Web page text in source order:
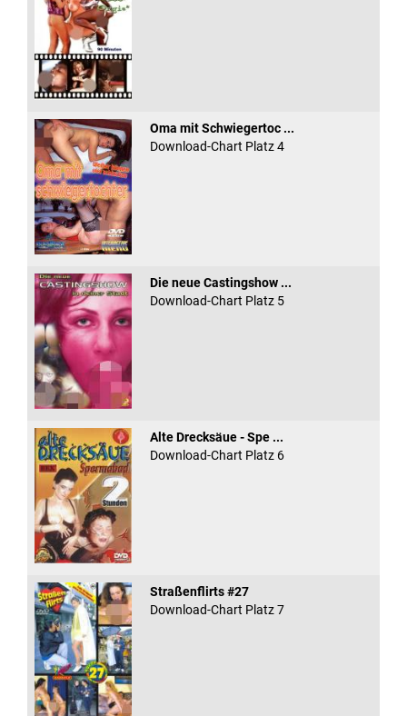
Oma mit Schwiegertoc ...
Download-Chart Platz 4
Die neue Castingshow ...
Download-Chart Platz 5
Alte Drecksäue - Spe ...
Download-Chart Platz 6
Straßenflirts #27
Download-Chart Platz 7